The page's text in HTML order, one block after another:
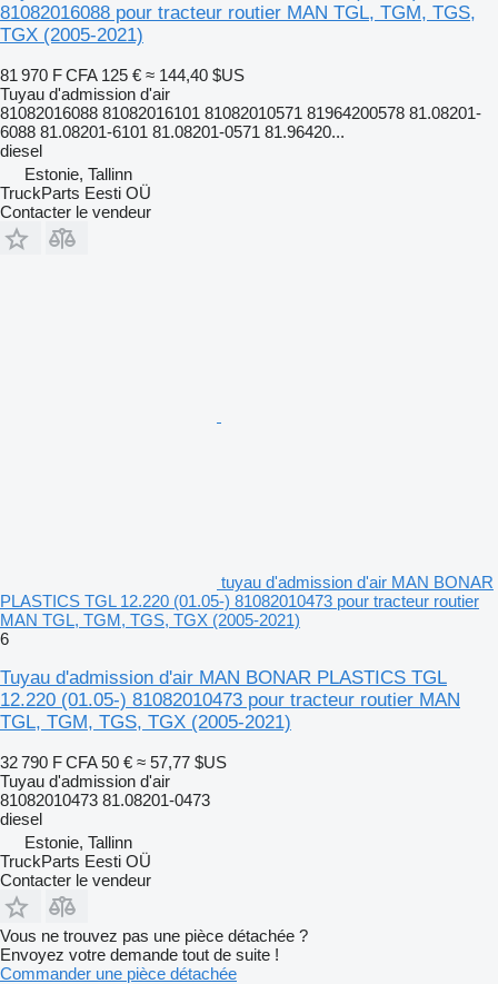
81082016088 pour tracteur routier MAN TGL, TGM, TGS,
TGX (2005-2021)
81 970 F CFA 125 € ≈ 144,40 $US
Tuyau d'admission d'air
81082016088 81082016101 81082010571 81964200578 81.08201-
6088 81.08201-6101 81.08201-0571 81.96420...
diesel
Estonie, Tallinn
TruckParts Eesti OÜ
Contacter le vendeur
tuyau d'admission d'air MAN BONAR
PLASTICS TGL 12.220 (01.05-) 81082010473 pour tracteur routier
MAN TGL, TGM, TGS, TGX (2005-2021)
6
Tuyau d'admission d'air MAN BONAR PLASTICS TGL
12.220 (01.05-) 81082010473 pour tracteur routier MAN
TGL, TGM, TGS, TGX (2005-2021)
32 790 F CFA 50 € ≈ 57,77 $US
Tuyau d'admission d'air
81082010473 81.08201-0473
diesel
Estonie, Tallinn
TruckParts Eesti OÜ
Contacter le vendeur
Vous ne trouvez pas une pièce détachée ?
Envoyez votre demande tout de suite !
Commander une pièce détachée